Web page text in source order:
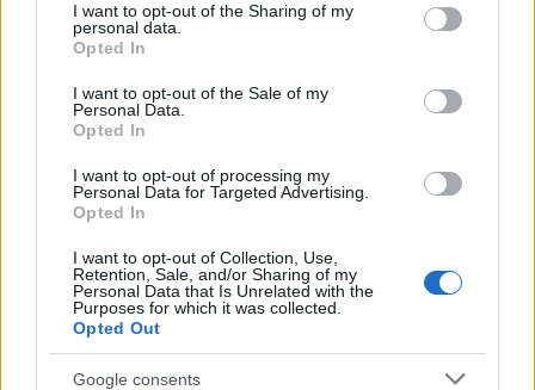
not limited to your visit or usage behaviour. You may click to
grant or deny consent to Google and its third-party tags to
use your data for below specified purposes in below Google
consent section.
I want to opt-out of the Sharing of my
personal data.
Opted In
I want to opt-out of the Sale of my
Personal Data.
Opted In
I want to opt-out of processing my
Personal Data for Targeted Advertising.
Opted In
I want to opt-out of Collection, Use,
Retention, Sale, and/or Sharing of my
Personal Data that Is Unrelated with the
Purposes for which it was collected.
Opted Out
Google consents
Notizie in tempo reale?
GalluraOggi.it
daGoogle News
Condividi l'articolo